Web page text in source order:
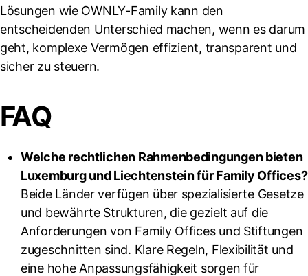
Lösungen wie OWNLY-Family kann den
entscheidenden Unterschied machen, wenn es darum
geht, komplexe Vermögen effizient, transparent und
sicher zu steuern.
FAQ
Welche rechtlichen Rahmenbedingungen bieten
Luxemburg und Liechtenstein für Family Offices?
Beide Länder verfügen über spezialisierte Gesetze
und bewährte Strukturen, die gezielt auf die
Anforderungen von Family Offices und Stiftungen
zugeschnitten sind. Klare Regeln, Flexibilität und
eine hohe Anpassungsfähigkeit sorgen für